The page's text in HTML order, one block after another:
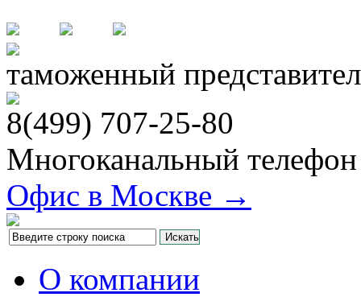
таможенный
8(499) 707-25-80
Многоканальный
Офис в Москве →
О компании